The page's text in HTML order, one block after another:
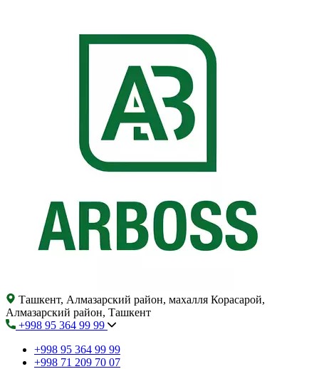
Ташкент, Алмазарский район, махалля Корасарой,
Алмазарский район, Ташкент
+998 95 364 99 99
+998 95 364 99 99
+998 71 209 70 07